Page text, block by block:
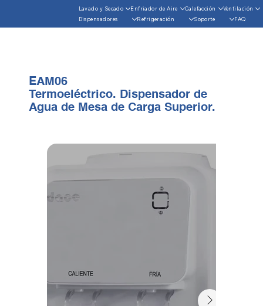
Lavado y Secado Enfriador de Aire Calefacción
Ventilación
Dispensadores
Refrigeración Soporte FAQ
EAM06
Termoeléctrico. Dispensador de
Agua de Mesa de Carga Superior.